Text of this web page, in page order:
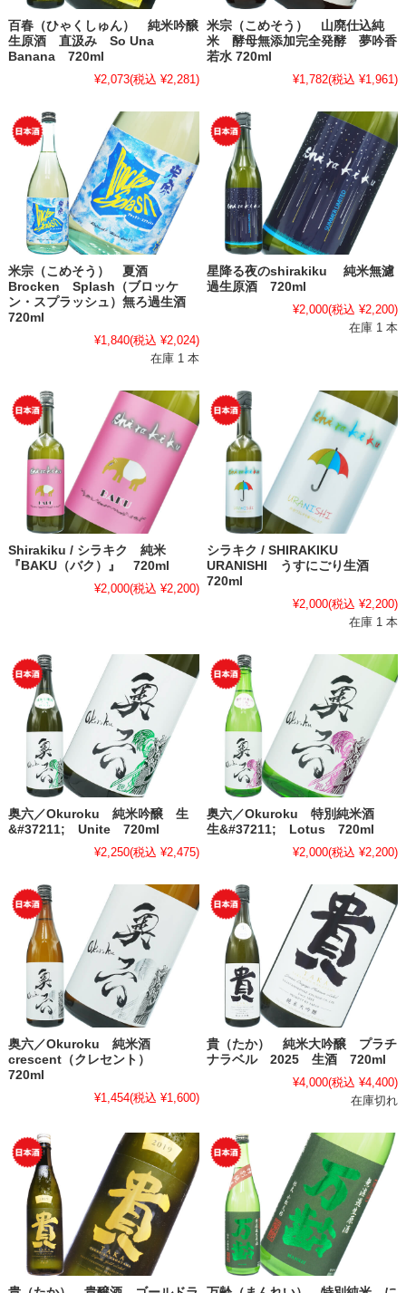
百春（ひゃくしゅん） 純米吟醸
生原酒 直汲み So Una
Banana 720ml
¥2,073(税込 ¥2,281)
米宗（こめそう） 山廃仕込純
米 酵母無添加完全発酵 夢吟香
若水 720ml
¥1,782(税込 ¥1,961)
米宗（こめそう） 夏酒
Brocken Splash（ブロッケ
ン・スプラッシュ）無ろ過生酒
720ml
¥1,840(税込 ¥2,024)
在庫 1 本
星降る夜のshirakiku 純米無濾
過生原酒 720ml
¥2,000(税込 ¥2,200)
在庫 1 本
Shirakiku / シラキク 純米
『BAKU（バク）』 720ml
¥2,000(税込 ¥2,200)
シラキク / SHIRAKIKU
URANISHI うすにごり生酒
720ml
¥2,000(税込 ¥2,200)
在庫 1 本
奥六／Okuroku 純米吟醸 生
&#37211; Unite 720ml
¥2,250(税込 ¥2,475)
奥六／Okuroku 特別純米酒
生&#37211; Lotus 720ml
¥2,000(税込 ¥2,200)
奥六／Okuroku 純米酒
crescent（クレセント）
720ml
¥1,454(税込 ¥1,600)
貴（たか） 純米大吟醸 プラチ
ナラベル 2025 生酒 720ml
¥4,000(税込 ¥4,400)
在庫切れ